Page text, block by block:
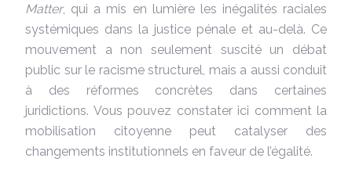
Matter, qui a mis en lumière les inégalités raciales
systémiques dans la justice pénale et au-delà. Ce
mouvement a non seulement suscité un débat
public sur le racisme structurel, mais a aussi conduit
à des réformes concrètes dans certaines
juridictions. Vous pouvez constater ici comment la
mobilisation citoyenne peut catalyser des
changements institutionnels en faveur de l’égalité.